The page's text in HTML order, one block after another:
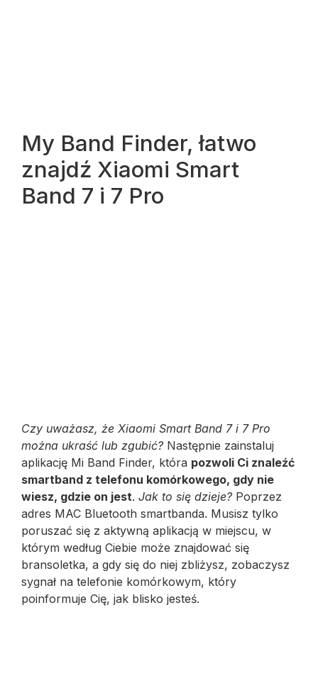
My Band Finder, łatwo
znajdź Xiaomi Smart
Band 7 i 7 Pro
Czy uważasz, że Xiaomi Smart Band 7 i 7 Pro
można ukraść lub zgubić?Następnie zainstaluj
aplikację Mi Band Finder, która pozwoli Ci znaleźć
smartband z telefonu komórkowego, gdy nie
wiesz, gdzie on jest. Jak to się dzieje?Poprzez
adres MAC Bluetooth smartbanda. Musisz tylko
poruszać się z aktywną aplikacją w miejscu, w
którym według Ciebie może znajdować się
bransoletka, a gdy się do niej zbliżysz, zobaczysz
sygnał na telefonie komórkowym, który
poinformuje Cię, jak blisko jesteś.